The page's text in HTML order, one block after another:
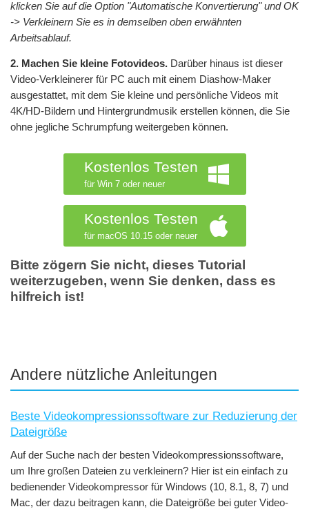
klicken Sie auf die Option "Automatische Konvertierung" und OK
-> Verkleinern Sie es in demselben oben erwähnten
Arbeitsablauf.
2. Machen Sie kleine Fotovideos. Darüber hinaus ist dieser
Video-Verkleinerer für PC auch mit einem Diashow-Maker
ausgestattet, mit dem Sie kleine und persönliche Videos mit
4K/HD-Bildern und Hintergrundmusik erstellen können, die Sie
ohne jegliche Schrumpfung weitergeben können.
Kostenlos Testen
für Win 7 oder neuer
Kostenlos Testen
für macOS 10.15 oder neuer
Bitte zögern Sie nicht, dieses Tutorial
weiterzugeben, wenn Sie denken, dass es
hilfreich ist!
Andere nützliche Anleitungen
Beste Videokompressionssoftware zur Reduzierung der
Dateigröße
Auf der Suche nach der besten Videokompressionssoftware,
um Ihre großen Dateien zu verkleinern? Hier ist ein einfach zu
bedienender Videokompressor für Windows (10, 8.1, 8, 7) und
Mac, der dazu beitragen kann, die Dateigröße bei guter Video-